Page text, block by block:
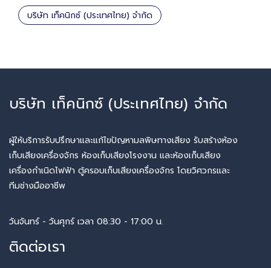
บริษัท เท็คนิกซ์ (ประเทศไทย) จำกัด
บริษัท เท็คนิกซ์ (ประเทศไทย) จำกัด
ผู้ให้บริการรับปรึกษาและแก้ไขปัญหามลพิษทางเสียง รับสร้างห้อง
เก็บเสียงเครื่องจักร ห้องเก็บเสียงโรงงาน และห้องเก็บเสียง
เครื่องกำเนิดไฟฟ้า ตู้ครอบเก็บเสียงเครื่องจักร โดยวิศวกรและ
ทีมช่างมืออาชีพ
วันจันทร์ - วันศุกร์ เวลา 08:30 - 17:00 น.
ติดต่อเรา